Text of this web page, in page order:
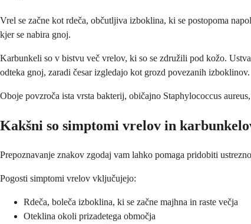
Vrel se začne kot rdeča, občutljiva izboklina, ki se postopoma
kjer se nabira gnoj.
Karbunkeli so v bistvu več vrelov, ki so se združili pod kožo.
odteka gnoj, zaradi česar izgledajo kot grozd povezanih izboklinov.
Oboje povzroča ista vrsta bakterij, običajno Staphylococcus
Kakšni so simptomi vrelov in
Prepoznavanje znakov zgodaj vam lahko pomaga pridobiti
Pogosti simptomi vrelov vključujejo:
Rdeča, boleča izboklina, ki se začne majhna in raste večja
Oteklina okoli prizadetega območja